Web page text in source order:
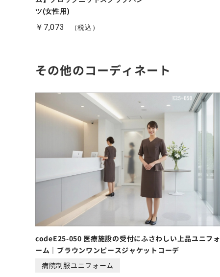
その他のコーディネート
codeE25-050 医療施設の受付にふさわしい上品ユニフォ
ーム｜ブラウンワンピースジャケットコーデ
病院制服ユニフォーム